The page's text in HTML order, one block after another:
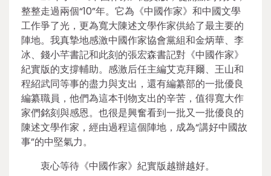
整整走過兩個“10”年。它為《中國作家》和中國文學
工作爭了光，更為寬大陳述文學作家供給了最主要的
陣地。我真摯地感激中國作家協會黨組和金炳華、李
冰、錢小芊書記和此刻的張宏森書記對《中國作家》
紀實版的支撐輔助。感激后任主編艾克拜爾、王山和
程紹武同等事的盡力與支出，還有編纂部的一批優良
編纂職員，他們為這本刊物支出的辛苦，值得寬大作
家們銘刻與感恩。也很是興奮看到一批又一批優良的
陳述文學作家，經由過程這個陣地，成為“講好中國故
事”的中堅氣力。
衷心等待《中國作家》紀實版越辦越好。